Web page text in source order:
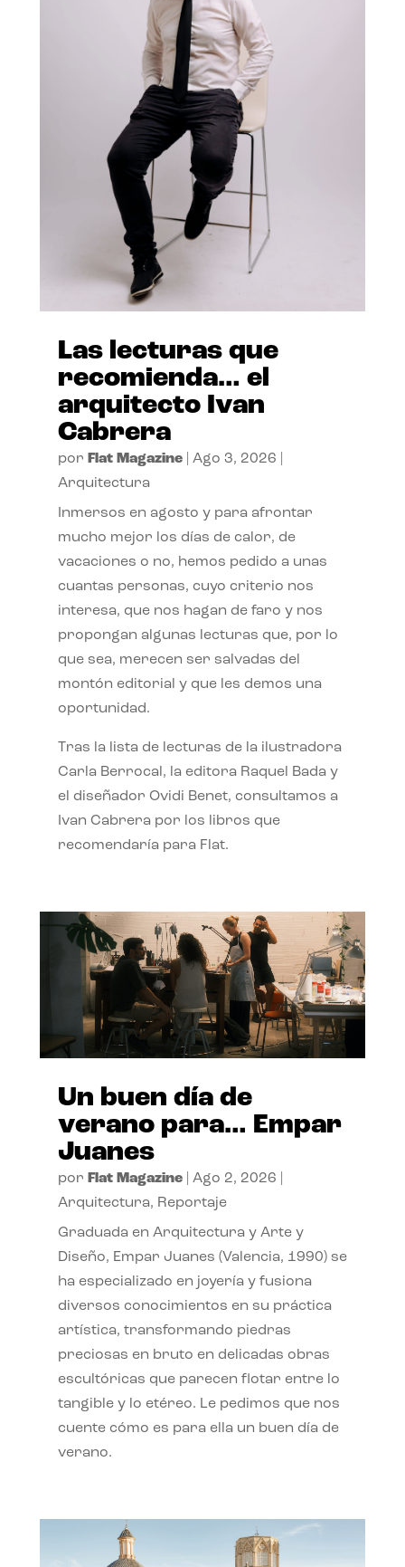
Las lecturas que
recomienda… el
arquitecto Ivan
Cabrera
por Flat Magazine| Ago 3, 2026
Arquitectura
Inmersos en agosto y para afrontar
mucho mejor los días de calor, de
vacaciones o no, hemos pedido a unas
cuantas personas, cuyo criterio nos
interesa, que nos hagan de faro y nos
propongan algunas lecturas que, por lo
que sea, merecen ser salvadas del
montón editorial y que les demos una
oportunidad.
Tras la lista de lecturas de la ilustradora
Carla Berrocal, la editora Raquel Bada y
el diseñador Ovidi Benet, consultamos a
Ivan Cabrera por los libros que
recomendaría para Flat.
Un buen día de
verano para… Empar
Juanes
por Flat Magazine| Ago 2, 2026
Arquitectura, Reportaje
Graduada en Arquitectura y Arte y
Diseño, Empar Juanes (Valencia, 1990) se
ha especializado en joyería y fusiona
diversos conocimientos en su práctica
artística, transformando piedras
preciosas en bruto en delicadas obras
escultóricas que parecen flotar entre lo
tangible y lo etéreo. Le pedimos que nos
cuente cómo es para ella un buen día de
verano.